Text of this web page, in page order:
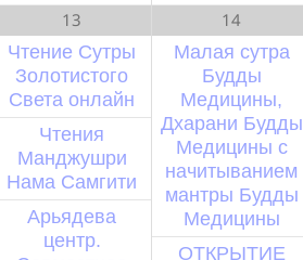
13
Чтение Сутры
Золотистого
Света онлайн
Чтения
Манджушри
Нама Самгити
Арьядева
центр.
14
Малая сутра
Будды
Медицины,
Дхарани Будды
Медицины с
начитыванием
мантры Будды
Медицины
ОТКРЫТИЕ